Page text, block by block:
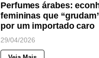
Perfumes árabes:
femininas que
por um importado caro
29/04/2026